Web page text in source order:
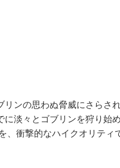
ンの思わぬ脅威にさらさ
淡々とゴブリンを狩り
、衝撃的なハイクオリテ